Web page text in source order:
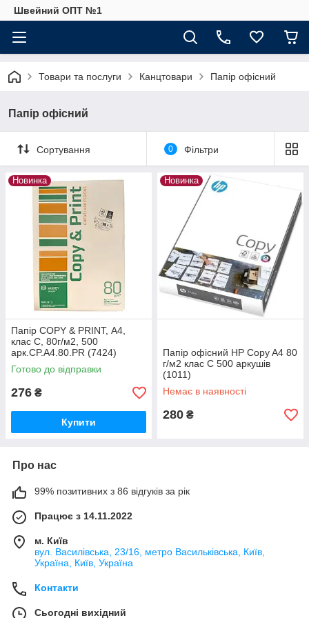
Швейний ОПТ №1
Товари та послуги Канцтовари Папір офісний
Папір офісний
Сортування 0 Фільтри
Новинка
Папір COPY & PRINT, А4,
клас C, 80г/м2, 500
арк.CP.A4.80.PR (7424)
Готово до відправки
276 ₴
Купити
Новинка
Папір офісний HP Copy A4 80
г/м2 клас С 500 аркушів
(1011)
Немає в наявності
280 ₴
Про нас
99% позитивних з 86 відгуків за рік
Працює з 14.11.2022
м. Київ
вул. Василівська, 23/16, метро Васильківська, Київ,
Україна, Київ, Україна
Контакти
Сьогодні вихідний